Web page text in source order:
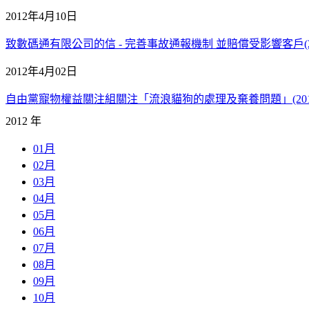
2012年4月10日
致數碼通有限公司的信 - 完善事故通報機制 並賠償受影響客戶
2012年4月02日
自由黨寵物權益關注組關注「流浪貓狗的處理及棄養問題」
2012 年
01月
02月
03月
04月
05月
06月
07月
08月
09月
10月